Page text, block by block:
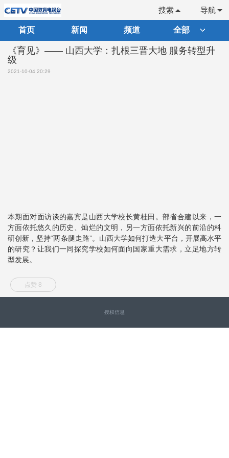
导航
搜索
首页 新闻 频道 全部
《育见》—— 山西大学：扎根三晋大地 服务转型升
级
2021-10-04 20:29
本期面对面访谈的嘉宾是山西大学校长黄桂田。部省合建以来，一
方面依托悠久的历史、灿烂的文明，另一方面依托新兴的前沿的科
研创新，坚持“两条腿走路”。山西大学如何打造大平台，开展高水平
的研究？让我们一同探究学校如何面向国家重大需求，立足地方转
型发展。
点赞 8
授权信息